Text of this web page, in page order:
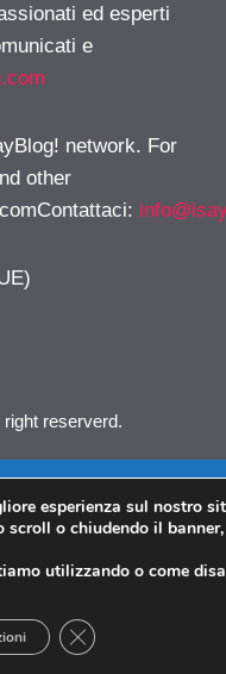
ed esperti
e
network. For
other
:
reserverd.
esperienza sul nostro
o chiudendo il
utilizzando o come
CLOSE GDPR